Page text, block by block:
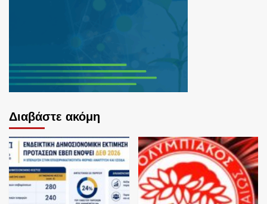
Διαβάστε ακόμη